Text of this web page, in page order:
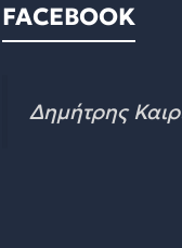
FACEBOOK
Δημήτρης